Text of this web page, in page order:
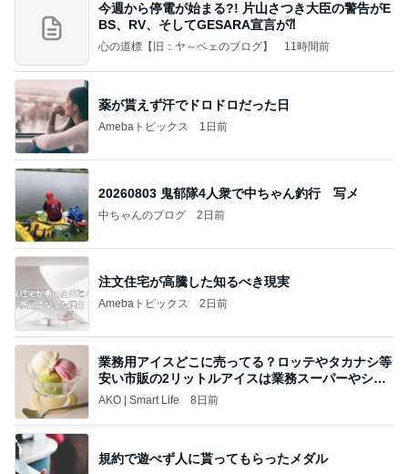
今週から停電が始まる?! 片山さつき大臣の警告がE
BS、RV、そしてGESARA宣言が⁈
心の道標【旧：ヤ～ベェのブログ】 11時間前
薬が貰えず汗でドロドロだった日
Amebaトピックス 1日前
20260803 鬼郁隊4人衆で中ちゃん釣行 写メ
中ちゃんのブログ 2日前
注文住宅が高騰した知るべき現実
Amebaトピックス 2日前
業務用アイスどこに売ってる？ロッテやタカナシ等
安い市販の2リットルアイスは業務スーパーやシャ
トレ
AKO | Smart Life 8日前
規約で遊べず人に貰ってもらったメダル